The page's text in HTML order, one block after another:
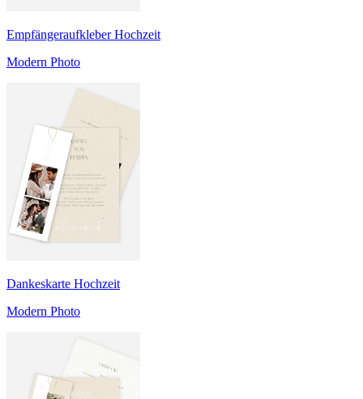
Empfängeraufkleber Hochzeit
Modern Photo
Dankeskarte Hochzeit
Modern Photo